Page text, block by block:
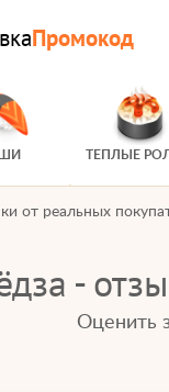
Промокод
ТЕПЛЫЕ
от реальных
-
Оценить